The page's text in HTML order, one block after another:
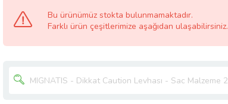
Bu ürünümüz stokta bulunmamaktadır.
Farklı ürün çeşitlerimize aşağıdan ulaşabilirsiniz.